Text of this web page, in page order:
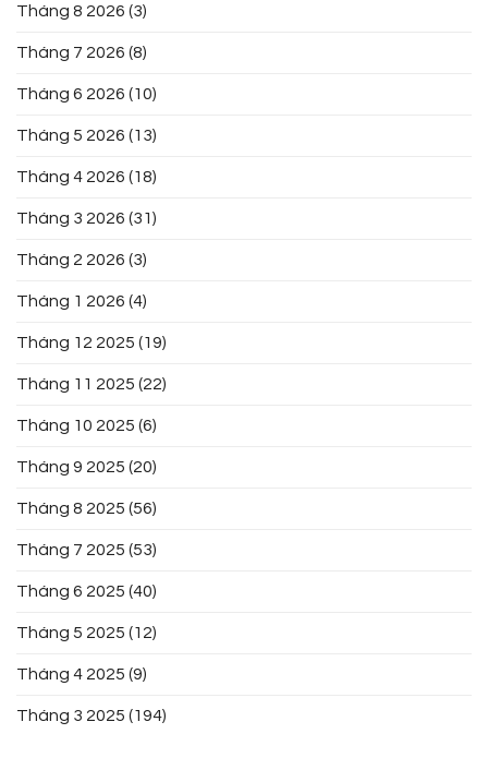
Tháng 8 2026 (3)
Tháng 7 2026 (8)
Tháng 6 2026 (10)
Tháng 5 2026 (13)
Tháng 4 2026 (18)
Tháng 3 2026 (31)
Tháng 2 2026 (3)
Tháng 1 2026 (4)
Tháng 12 2025 (19)
Tháng 11 2025 (22)
Tháng 10 2025 (6)
Tháng 9 2025 (20)
Tháng 8 2025 (56)
Tháng 7 2025 (53)
Tháng 6 2025 (40)
Tháng 5 2025 (12)
Tháng 4 2025 (9)
Tháng 3 2025 (194)